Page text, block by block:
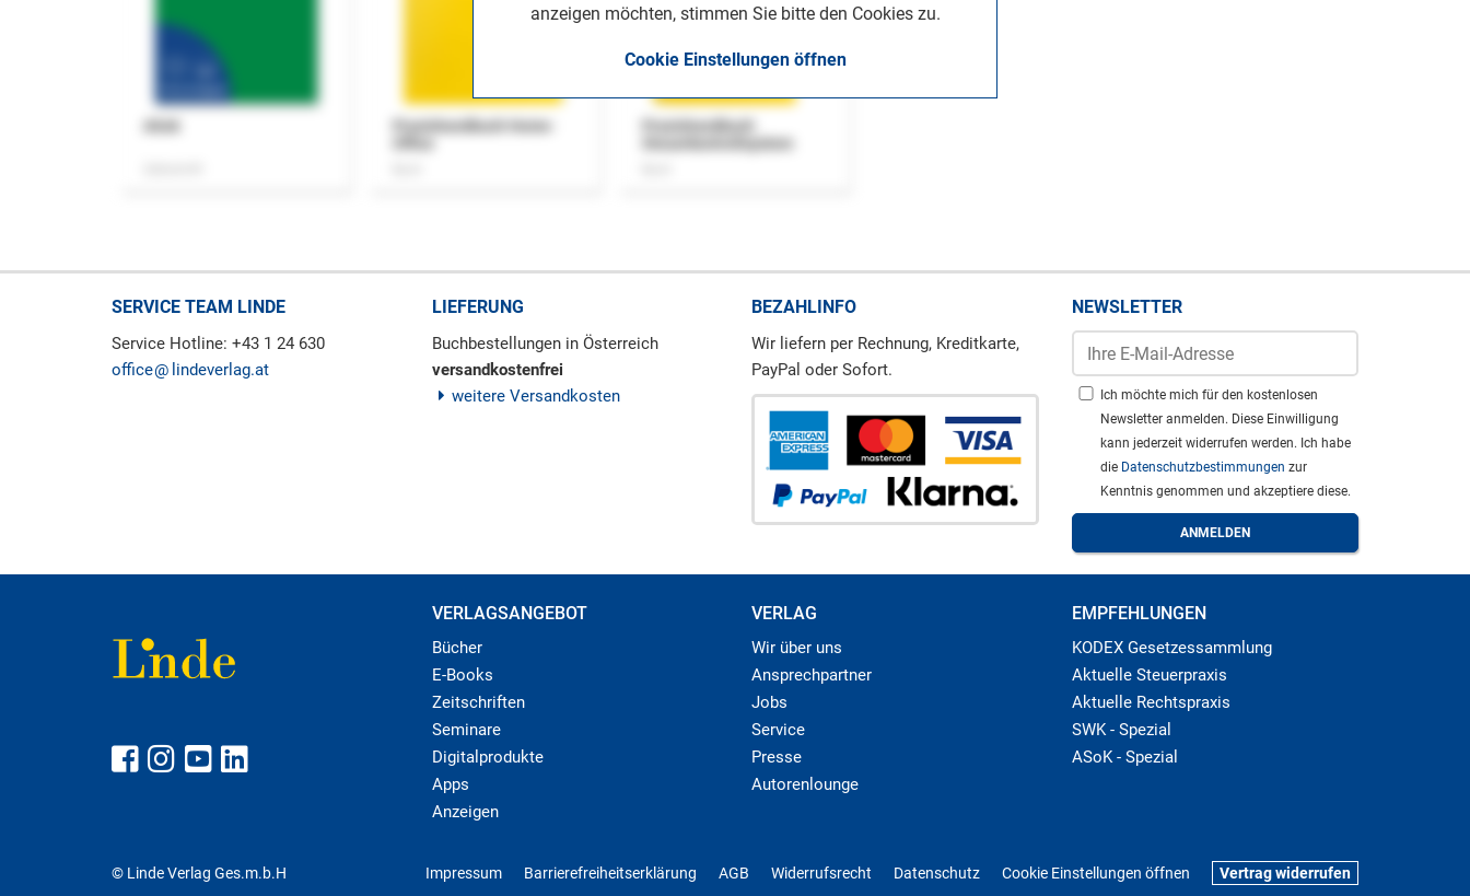
anzeigen möchten, stimmen Sie bitte den Cookies zu.
Cookie Einstellungen öffnen
Praxishandbuch Home-
Praxishandbuch
SERVICE TEAM LINDE
Service Hotline: +43 1 24 630
office
lindeverlag.at
LIEFERUNG
Buchbestellungen in Österreich
versandkostenfrei
weitere Versandkosten
BEZAHLINFO
Wir liefern per Rechnung, Kreditkarte,
PayPal oder Sofort.
NEWSLETTER
Ich möchte mich für den kostenlosen
Newsletter anmelden. Diese Einwilligung
kann jederzeit widerrufen werden. Ich habe
die Datenschutzbestimmungen zur
Kenntnis genommen und akzeptiere diese.
VERLAGSANGEBOT
Bücher
E-Books
Zeitschriften
Seminare
Digitalprodukte
Apps
Anzeigen
VERLAG
Wir über uns
Ansprechpartner
Jobs
Service
Presse
Autorenlounge
EMPFEHLUNGEN
KODEX Gesetzessammlung
Aktuelle Steuerpraxis
Aktuelle Rechtspraxis
SWK - Spezial
ASoK - Spezial
© Linde Verlag Ges.m.b.H Impressum Barrierefreiheitserklärung AGB Widerrufsrecht Datenschutz Cookie Einstellungen öffnen Vertrag widerrufen